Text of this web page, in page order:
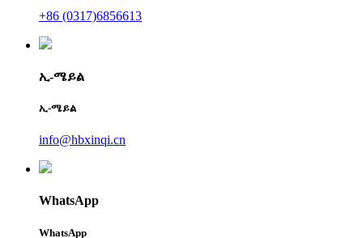
+86 (0317)6856613
ኢ-ሜይል
ኢ-ሜይል
info@hbxinqi.cn
WhatsApp
WhatsApp